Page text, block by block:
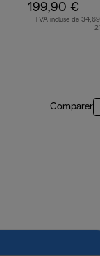
199,90 €
TVA incluse de
Comparer